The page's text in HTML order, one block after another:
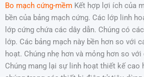
Bo mạch cứng-mềm Kết hợp lợi ích của
bền của bảng mạch cứng. Các lớp linh
lớp cứng chứa các dây dẫn. Chúng có
lớp. Các bảng mạch này bền hơn so với
hoạt. Chúng nhẹ hơn và mỏng hơn so
Chúng mang lại sự linh hoạt thiết kế cao